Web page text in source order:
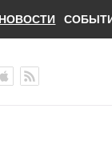
НОВОСТИ